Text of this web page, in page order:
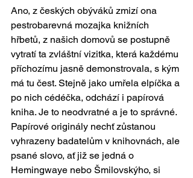
Ano, z českých obýváků zmizí ona
pestrobarevná mozajka knižních
hřbetů, z našich domovů se postupně
vytratí ta zvláštní vizitka, která každému
příchozímu jasně demonstrovala, s kým
má tu čest. Stejně jako umřela elpíčka a
po nich cédéčka, odchází i papírová
kniha. Je to neodvratné a je to správné.
Papírové originály nechť zůstanou
vyhrazeny badatelům v knihovnách, ale
psané slovo, ať již se jedná o
Hemingwaye nebo Šmilovskýho, si